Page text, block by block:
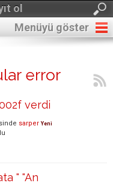
ol
Menüyü göster
error
verdi
sarper Yeni
" "An